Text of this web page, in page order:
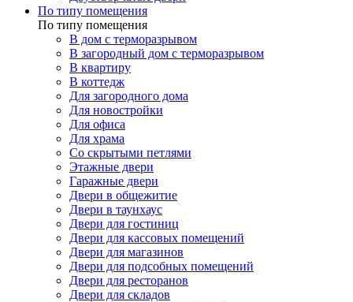
По типу помещения
По типу помещения
В дом с терморазрывом
В загородный дом с терморазрывом
В квартиру
В коттедж
Для загородного дома
Для новостройки
Для офиса
Для храма
Со скрытыми петлями
Этажные двери
Гаражные двери
Двери в общежитие
Двери в таунхаус
Двери для гостиниц
Двери для кассовых помещений
Двери для магазинов
Двери для подсобных помещений
Двери для ресторанов
Двери для складов